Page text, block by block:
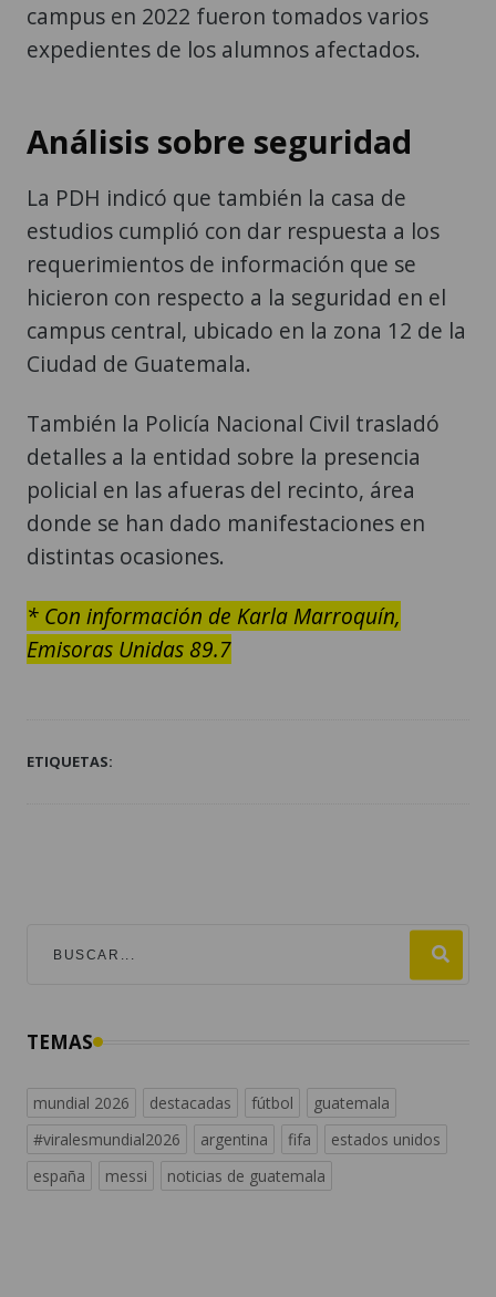
campus en 2022 fueron tomados varios
expedientes de los alumnos afectados.
Análisis sobre seguridad
La PDH indicó que también la casa de
estudios cumplió con dar respuesta a los
requerimientos de información que se
hicieron con respecto a la seguridad en el
campus central, ubicado en la zona 12 de la
Ciudad de Guatemala.
También la Policía Nacional Civil trasladó
detalles a la entidad sobre la presencia
policial en las afueras del recinto, área
donde se han dado manifestaciones en
distintas ocasiones.
* Con información de Karla Marroquín,
Emisoras Unidas 89.7
ETIQUETAS:
TEMAS
mundial 2026 destacadas fútbol
guatemala
#viralesmundial2026
argentina fifa
estados unidos
españa
messi noticias de guatemala